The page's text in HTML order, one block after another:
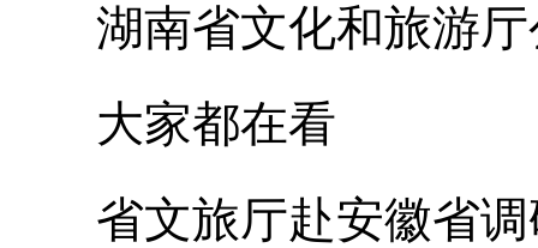
湖南省文化和旅游厅
大家都在看
省文旅厅赴安徽省调